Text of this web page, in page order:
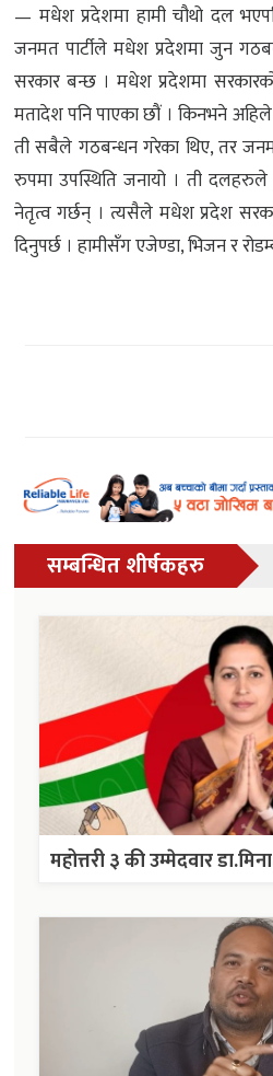
— मधेश प्रदेशमा हामी चौथो दल
जनमत पार्टीले मधेश प्रदेशमा जुन
सरकार बन्छ । मधेश प्रदेशमा
मतादेश पनि पाएका छौं । किनभने
ती सबैले गठबन्धन गरेका थिए, तर
रुपमा उपस्थिति जनायो । ती दलहरुले
नेतृत्व गर्छन् । त्यसैले मधेश प्रदेश
दिनुपर्छ । हामीसँग एजेण्डा, भिजन र
सम्बन्धित शीर्षकहरु
महोत्तरी ३ की उम्मेदवार